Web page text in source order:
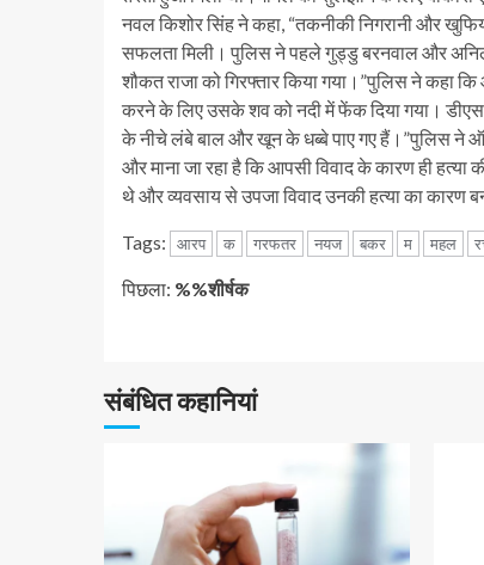
नवल किशोर सिंह ने कहा, “तकनीकी निगरानी और
सफलता मिली। पुलिस ने पहले गुड्डु बरनवाल और
शौकत राजा को गिरफ्तार किया गया।”पुलिस ने कहा कि
करने के लिए उसके शव को नदी में फेंक दिया गया।
के नीचे लंबे बाल और खून के धब्बे पाए गए हैं।”पुलिस ने
और माना जा रहा है कि आपसी विवाद के कारण ही
थे और व्यवसाय से उपजा विवाद उनकी हत्या का कारण
Tags: आरप क गरफतर नयज बकर म महल
जारी
पढ़
रहे
पिछला: %%शीर्षक
संबंधित कहानियां